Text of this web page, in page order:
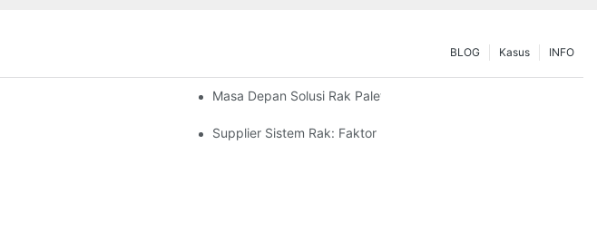
INFO
Kasus
BLOG
Kabutuhan Panyimpenan AnjeunMasa Depan Solusi Rak Palet: Tren Sareng Inovasi
Supplier Sistem Rak: Faktor Kunci Pikeun Milih Mitra Anu Pas